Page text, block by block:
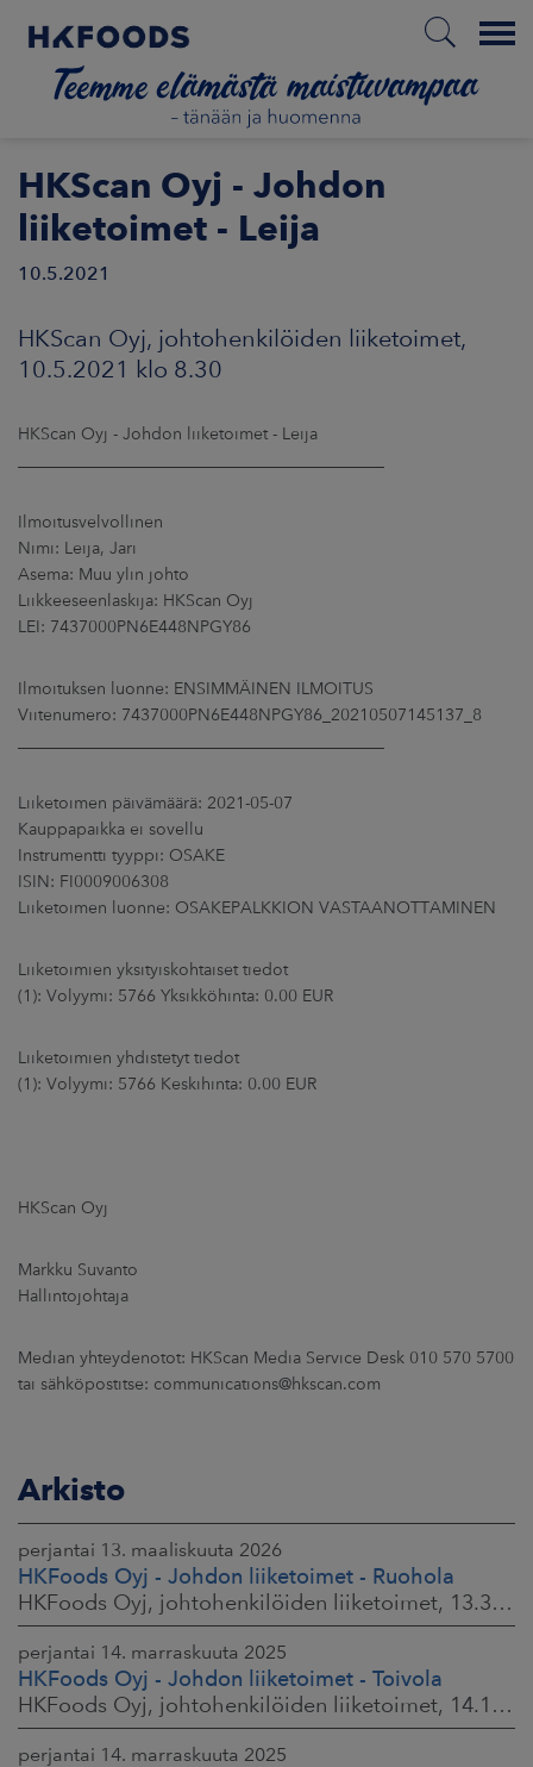
Menu
ETUSIVU
MEISTÄ
HKScan Oyj - Johdon
liiketoimet - Leija
10.5.2021
HKScan Oyj, johtohenkilöiden liiketoimet,
10.5.2021 klo 8.30
HKScan Oyj - Johdon liiketoimet - Leija
Ilmoitusvelvollinen
Nimi: Leija, Jari
Asema: Muu ylin johto
Liikkeeseenlaskija: HKScan Oyj
LEI: 7437000PN6E448NPGY86
Ilmoituksen luonne: ENSIMMÄINEN ILMOITUS
Viitenumero: 7437000PN6E448NPGY86_20210507145137_8
Liiketoimen päivämäärä: 2021-05-07
Kauppapaikka ei sovellu
Instrumentti tyyppi: OSAKE
ISIN: FI0009006308
Liiketoimen luonne: OSAKEPALKKION VASTAANOTTAMINEN
Liiketoimien yksityiskohtaiset tiedot
(1): Volyymi: 5766 Yksikköhinta: 0.00 EUR
Liiketoimien yhdistetyt tiedot
(1): Volyymi: 5766 Keskihinta: 0.00 EUR
HKScan Oyj
Markku Suvanto
Hallintojohtaja
Median yhteydenotot: HKScan Media Service Desk 010 570 5700
tai sähköpostitse: communications@hkscan.com
Arkisto
perjantai 13. maaliskuuta 2026
HKFoods Oyj - Johdon liiketoimet - Ruohola
HKFoods Oyj, johtohenkilöiden liiketoimet, 13.3.2026 klo 9.30
perjantai 14. marraskuuta 2025
HKFoods Oyj - Johdon liiketoimet - Toivola
HKFoods Oyj, johtohenkilöiden liiketoimet, 14.11.2025 klo 14.00
perjantai 14. marraskuuta 2025